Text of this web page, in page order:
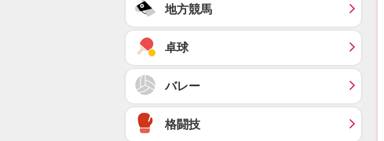
地方競馬
卓球
バレー
格闘技